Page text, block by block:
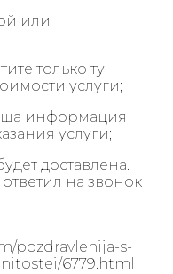
или
только ту
услуги;
информация
услуги;
доставлена.
на звонок
pozdravlenija-s-
6779.html